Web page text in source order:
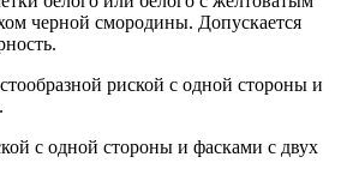
черной смородины. Допускается
риской с одной стороны и
с одной стороны и фасками с двух